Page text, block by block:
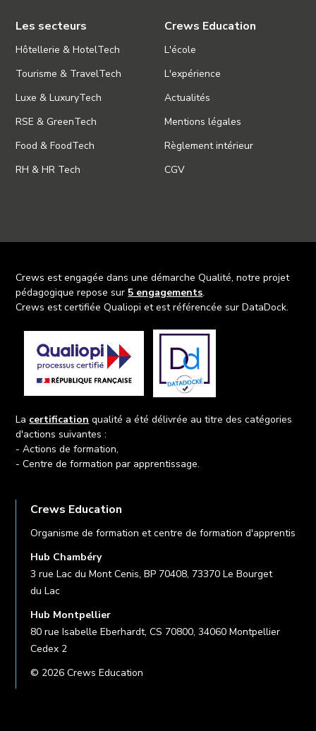
Les secteurs
Hôtellerie & HotelTech
Tourisme & TravelTech
Luxe & LuxuryTech
RSE & GreenTech
Food & FoodTech
RH & HR Tech
Crews Education
L'école
L'expérience
Actualités
Mentions légales
Règlement intérieur
CGV
Crews est engagée dans une démarche Qualité, notre projet
pédagogique repose sur 5 engagements.
Crews est certifiée Qualiopi et est référencée sur DataDock.
La certification qualité a été délivrée au titre des catégories
d'actions suivantes :
- Actions de formation,
- Centre de formation par apprentissage.
Crews Education
Organisme de formation et centre de formation d'apprentis
Hub Chambéry
3 rue Lac du Mont Cenis, BP 70408, 73370 Le Bourget
du Lac
Hub Montpellier
80 rue Isabelle Eberhardt, CS 70800, 34060 Montpellier
Cedex 2
© 2026 Crews Education